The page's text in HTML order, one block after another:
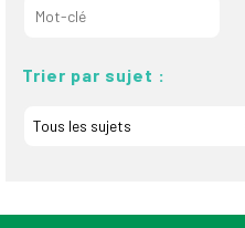
Trier par sujet :